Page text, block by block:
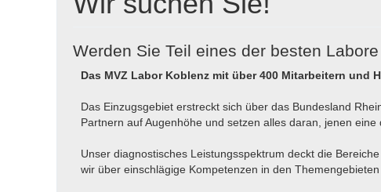
Werden Sie Teil eines der besten Labore
Das MVZ Labor Koblenz mit über 400 Mitarbeitern und
Das Einzugsgebiet erstreckt sich über das Bundesland
Partnern auf Augenhöhe und setzen alles daran, jenen
Unser diagnostisches Leistungsspektrum deckt die Bereiche
wir über einschlägige Kompetenzen in den